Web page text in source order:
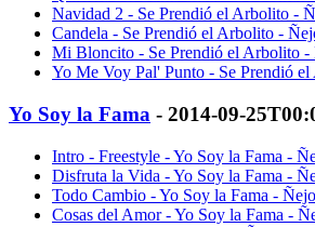
Navidad 2 - Se Prendió el Arbolito -
Candela - Se Prendió el Arbolito -
Mi Bloncito - Se Prendió el Arbolito -
Yo Me Voy Pal' Punto - Se Prendió
Yo Soy la Fama - 2014-09-
Intro - Freestyle - Yo Soy la Fama -
Disfruta la Vida - Yo Soy la Fama -
Todo Cambio - Yo Soy la Fama - Ñejo
Cosas del Amor - Yo Soy la Fama -